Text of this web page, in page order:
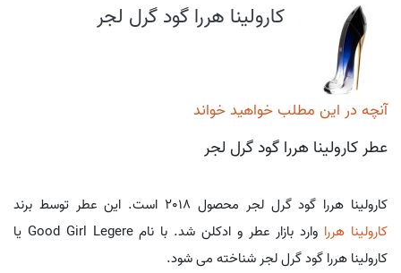
کارولینا هررا گود گرل لجر
آنچه در این مطلب خواهید خواند
عطر کارولینا هررا گود گرل لجر
کارولینا هررا گود گرل لجر محصول 2018 است. این عطر توسط برند
کارولینا هررا
وارد بازار عطر و ادکلن شد. با نام Good Girl Legere یا
کارولینا هررا گود گرل لجر شناخته می شود.